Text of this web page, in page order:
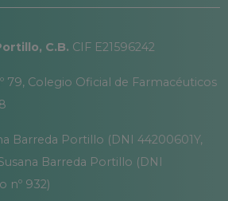
C.B. CIF E21596242
79, Colegio Oficial de Farmacéuticos
Barreda Portillo (DNI 44200601Y,
Barreda Portillo (DNI
nº 932)